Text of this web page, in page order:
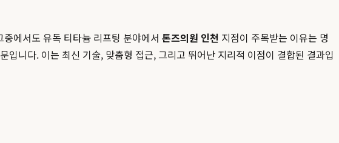
에서도 유독 티타늄 리프팅 분야에서 톤즈의원 인천 지점이 주목받는 이유는 명
니다. 이는 최신 기술, 맞춤형 접근, 그리고 뛰어난 지리적 이점이 결합된 결과입